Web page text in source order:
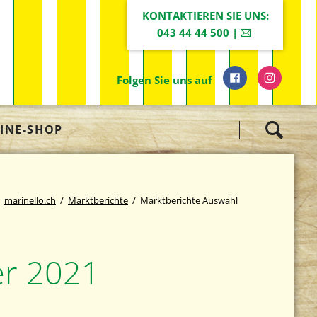
KONTAKTIEREN SIE UNS:
043 44 44 500 |
Folgen Sie uns auf
Navigation
überspringen
SHOP
marinello.ch Marktberichte Marktberichte Auswahl
2021